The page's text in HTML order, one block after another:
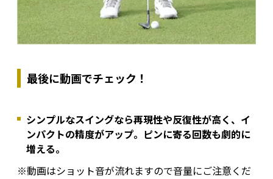
最後に動画でチェック！
シンプルなスイングなら再現性や反復性が高く、イ
ンパクトの精度がアップ。ピンに寄る回数も劇的に
増える。
※動画はショット音が流れますので音量にご注意くだ